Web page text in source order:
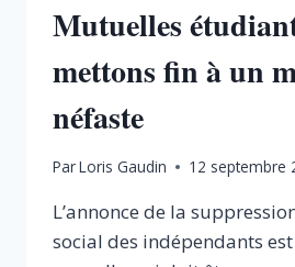
Mutuelles
mettons fin à un
néfaste
ParLoris Gaudin 12 septembre
L’annonce de la
social des indépendants